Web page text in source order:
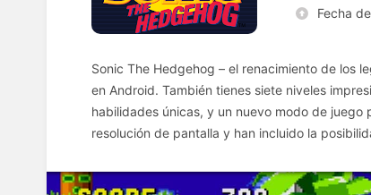
Fecha
Sonic The Hedgehog – el renacimiento de los
en Android. También tienes siete niveles
habilidades únicas, y un nuevo modo de
resolución de pantalla y han incluido la